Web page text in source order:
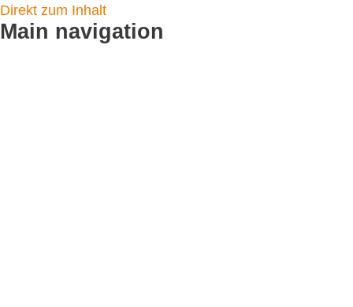
Direkt zum Inhalt
Main navigation